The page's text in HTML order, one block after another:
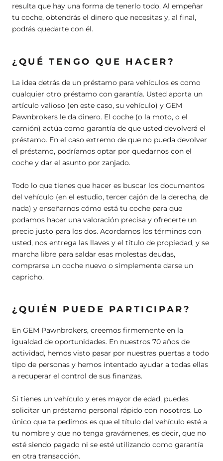
resulta que hay una forma de tenerlo todo. Al empeñar
tu coche, obtendrás el dinero que necesitas y, al final,
podrás quedarte con él.
¿QUÉ TENGO QUE HACER?
La idea detrás de un préstamo para vehículos es como
cualquier otro préstamo con garantía. Usted aporta un
artículo valioso (en este caso, su vehículo) y GEM
Pawnbrokers le da dinero. El coche (o la moto, o el
camión) actúa como garantía de que usted devolverá el
préstamo. En el caso extremo de que no pueda devolver
el préstamo, podríamos optar por quedarnos con el
coche y dar el asunto por zanjado.
Todo lo que tienes que hacer es buscar los documentos
del vehículo (en el estudio, tercer cajón de la derecha, de
nada) y enseñarnos cómo está tu coche para que
podamos hacer una valoración precisa y ofrecerte un
precio justo para los dos. Acordamos los términos con
usted, nos entrega las llaves y el título de propiedad, y se
marcha libre para saldar esas molestas deudas,
comprarse un coche nuevo o simplemente darse un
capricho.
¿QUIÉN PUEDE PARTICIPAR?
En GEM Pawnbrokers, creemos firmemente en la
igualdad de oportunidades. En nuestros 70 años de
actividad, hemos visto pasar por nuestras puertas a todo
tipo de personas y hemos intentado ayudar a todas ellas
a recuperar el control de sus finanzas.
Si tienes un vehículo y eres mayor de edad, puedes
solicitar un préstamo personal rápido con nosotros. Lo
único que te pedimos es que el título del vehículo esté a
tu nombre y que no tenga gravámenes, es decir, que no
esté siendo pagado ni se esté utilizando como garantía
en otra transacción.